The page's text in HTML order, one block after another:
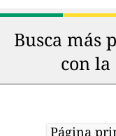
Busca más
con
Página